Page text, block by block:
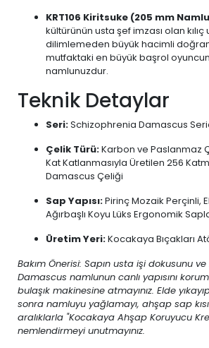
KRT106 Kiritsuke (205 mm
kültürünün usta şef imzası olan
dilimlemeden büyük hacimli
mutfaktaki en büyük başrol
namlunuzdur.
Teknik Detaylar
Seri:Schizophrenia Damascus
Çelik Türü:Karbon ve Paslanmaz
Kat Katlanmasıyla Üretilen 256
Damascus Çeliği
Sap Yapısı:Pirinç Mozaik Perçinli,
Ağırbaşlı Koyu Lüks Ergonomik
Üretim Yeri:Kocakaya Bıçakları
Bakım Önerisi: Sapın usta işi dokusunu
Damascus namlunun canlı yapısını
bulaşık makinesine atmayınız. Elde
sonra namluyu yağlamayı, ahşap sap
aralıklarla "Kocakaya Ahşap Koruyucu
nemlendirmeyi unutmayınız.